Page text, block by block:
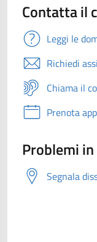
Contatta il
Leggi le
Richiedi
Chiama il
Prenota
Problemi
Segnala